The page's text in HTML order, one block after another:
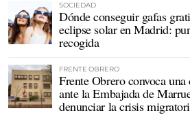
SOCIEDAD
Dónde conseguir gafas
eclipse solar en Madrid:
recogida
FRENTE OBRERO
Frente Obrero convoca
ante la Embajada de
denunciar la crisis